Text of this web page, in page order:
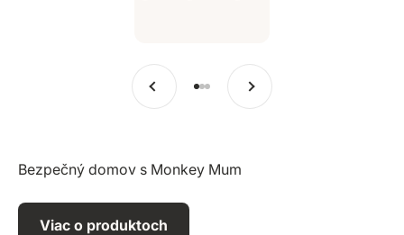
Predchádzajúce
Prejsť na položku 1
Prejsť na položku 2
Prejsť na položku 3
Ďalšie
Bezpečný domov s Monkey Mum
Viac o produktoch